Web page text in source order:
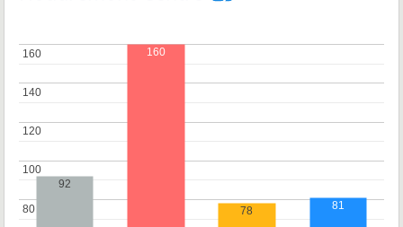
80
80
100
100
120
120
140
140
160
160
92
160
78 81